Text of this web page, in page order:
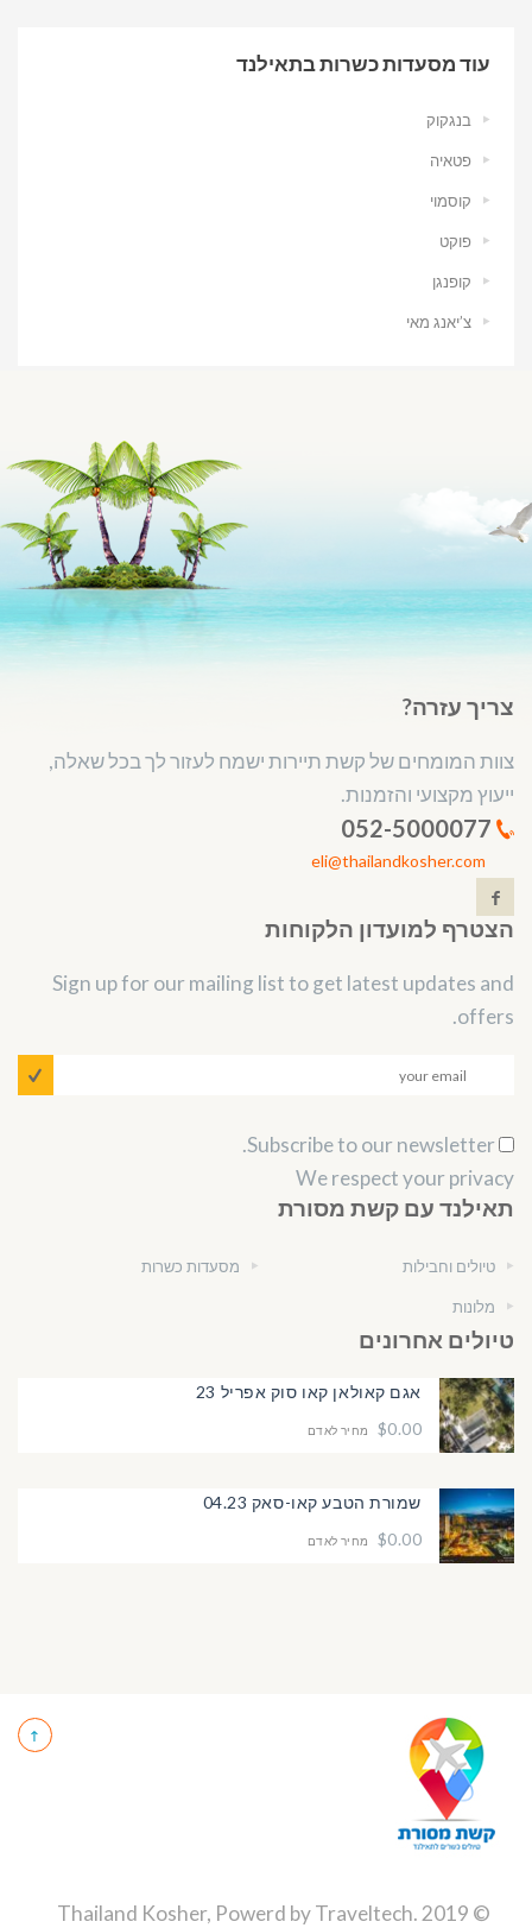
עוד מסעדות כשרות בתאילנד
בנגקוק
פטאיה
קוסמוי
פוקט
קופנגן
צ’יאנג מאי
צריך עזרה?
צוות המומחים של קשת תיירות ישמח לעזור לך בכל שאלה,
ייעוץ מקצועי והזמנות.
eli@thailandkosher.com
הצטרף למועדון הלקוחות
Sign up for our mailing list to get latest updates and
offers.
We respect your privacy
תאילנד עם קשת מסורת
טיולים וחבילות
מלונות
מסעדות כשרות
טיולים אחרונים
אגם קאולאן קאו סוק אפריל 23
$0.00
מחיר לאדם
שמורת הטבע קאו-סאק 04.23
$0.00
מחיר לאדם
© 2019 Thailand Kosher, Powerd by
Traveltech.